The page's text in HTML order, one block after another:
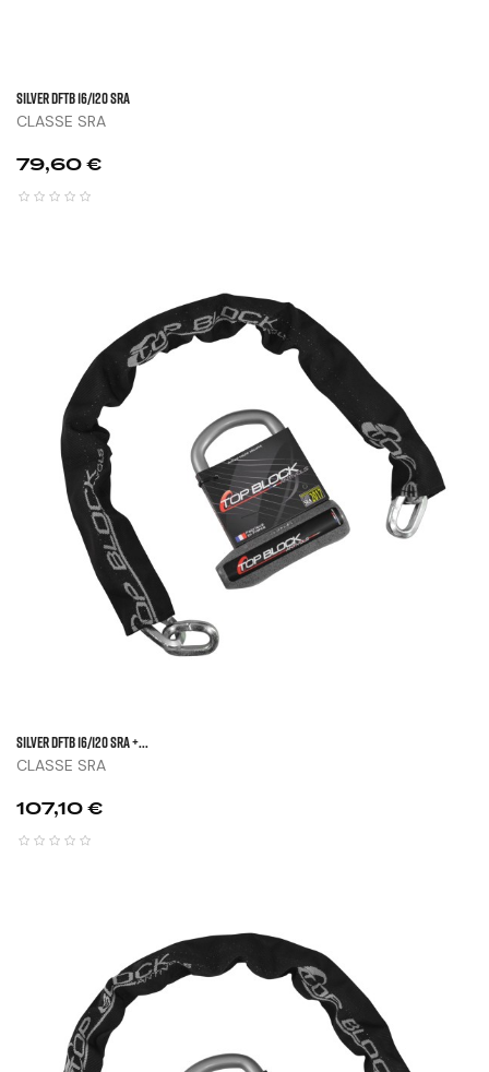
SILVER DFTB 16/120 SRA
CLASSE SRA
Prix
79,60 €
SILVER DFTB 16/120 SRA +...
CLASSE SRA
Prix
107,10 €